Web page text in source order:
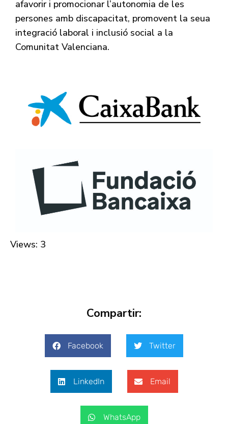
afavorir i promocionar l’autonomia de les
persones amb discapacitat, promovent la seua
integració laboral i inclusió social a la
Comunitat Valenciana.
Views: 3
Compartir:
Facebook Twitter
LinkedIn Email
WhatsApp